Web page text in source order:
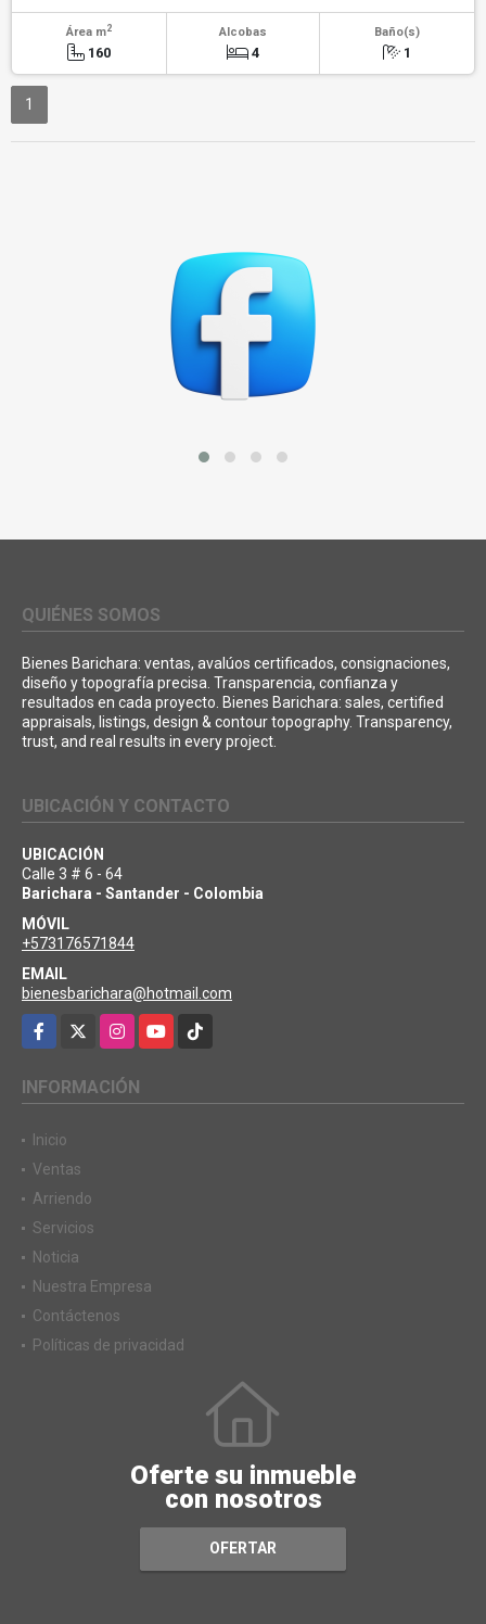
Área m2
160
Alcobas
4
Baño(s)
1
1
QUIÉNES SOMOS
Bienes Barichara: ventas, avalúos certificados, consignaciones,
diseño y topografía precisa. Transparencia, confianza y
resultados en cada proyecto. Bienes Barichara: sales, certified
appraisals, listings, design & contour topography. Transparency,
trust, and real results in every project.
UBICACIÓN
Calle 3 # 6 - 64
Barichara - Santander - Colombia
MÓVIL
+573176571844
EMAIL
bienesbarichara@hotmail.com
Facebook
InstagramYouTube
TikTok
Inicio
Ventas
Arriendo
Servicios
Noticia
Nuestra Empresa
Contáctenos
Oferte su inmueble
con nosotros
OFERTAR